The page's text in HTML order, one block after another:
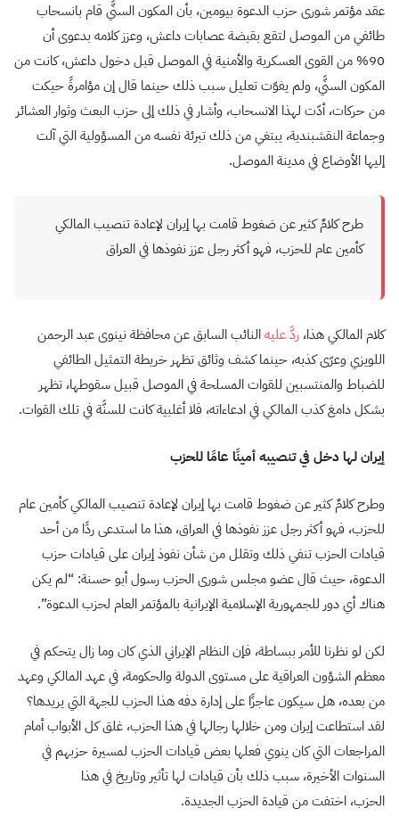
عقد مؤتمر شورى حزب الدعوة بيومين، بأن المكون السنَّي قام بانسحاب
طائفي من الموصل لتقع بقبضة عصابات داعش، وعزز كلامه بدعوى أن
90% من القوى العسكرية والأمنية في الموصل قبل دخول داعش، كانت من
المكون السنَّي، ولم يفوّت تعليل سبب ذلك حينما قال إن مؤامرةً حيكت
من حركات، أدّت لهذا الانسحاب، وأشار في ذلك إلى حزب البعث وثوار العشائر
وجماعة النقشبندية، يبتغي من ذلك تبرئة نفسه من المسؤولية التي آلت
إليها الأوضاع في مدينة الموصل.
طرح كلامٌ كثير عن ضغوط قامت بها إيران لإعادة تنصيب المالكي
كأمين عام للحزب، فهو أكثر رجل عزز نفوذها في العراق
كلام المالكي هذا، ردَّ عليهالنائب السابق عن محافظة نينوى عبد الرحمن
اللويزي وعرّى كذبه، حينما ‏كشف وثائق تظهر خريطة التمثيل الطائفي
للضباط والمنتسبين للقوات المسلحة في ‏الموصل قبيل سقوطها، تظهر
بشكل دامغ كذب المالكي في ادعاءاته، فلا أغلبية كانت للسنَّة في تلك القوات. ‏
إيران لها دخل في تنصيبه أمينًا عامًا للحزب
وطرح كلامٌ كثير عن ضغوط قامت بها إيران لإعادة تنصيب المالكي كأمين عام
للحزب، فهو أكثر رجل عزز نفوذها في العراق، هذا ما استدعى ردًا من أحد
قيادات الحزب تنفي ذلك وتقلل من شأن نفوذ إيران على قيادات حزب
الدعوة، حيث قال عضو مجلس شورى الحزب رسول أبو حسنة: “لم يكن
هناك أي دور للجمهورية ‏الإسلامية الإيرانية بالمؤتمر العام لحزب الدعوة”.
لكن لو نظرنا للأمر ببساطة، فإن النظام الإيراني الذي كان وما زال يتحكم في
معظم الشؤون العراقية على مستوى الدولة والحكومة، في عهد المالكي وعهد
من بعده، هل سيكون عاجزًا على إدارة دفه هذا الحزب للجهة التي يريدها؟
لقد استطاعت إيران ومن خلالها رجالها في هذا الحزب، غلق كل الأبواب أمام
المراجعات التي كان ينوي فعلها بعض قيادات الحزب لمسيرة حزبهم في
السنوات الأخيرة، سبب ذلك بأن قيادات لها تأثير وتاريخ في هذا
الحزب، اختفت من قيادة الحزب الجديدة.